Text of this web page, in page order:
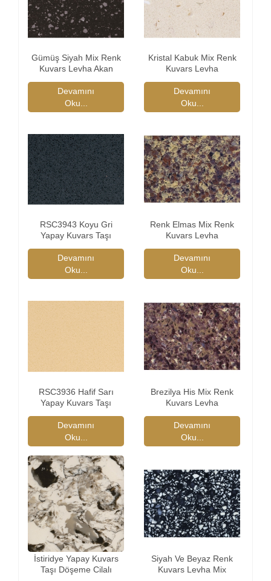
Gümüş Siyah Mix Renk
Kuvars Levha Akan
Devamını
Oku...
Kristal Kabuk Mix Renk
Kuvars Levha
Devamını
Oku...
RSC3943 Koyu Gri
Yapay Kuvars Taşı
Devamını
Oku...
Renk Elmas Mix Renk
Kuvars Levha
Devamını
Oku...
RSC3936 Hafif Sarı
Yapay Kuvars Taşı
Devamını
Oku...
Brezilya His Mix Renk
Kuvars Levha
Devamını
Oku...
İstiridye Yapay Kuvars
Taşı Döşeme Cilalı
Siyah Ve Beyaz Renk
Kuvars Levha Mix